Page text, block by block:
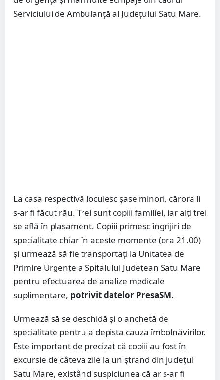
Serviciului de Ambulanță al Județului Satu Mare.
La casa respectivă locuiesc șase minori, cărora li
s-ar fi făcut rău. Trei sunt copiii familiei, iar alți trei
se află în plasament. Copiii primesc îngrijiri de
specialitate chiar în aceste momente (ora 21.00)
și urmează să fie transportați la Unitatea de
Primire Urgențe a Spitalului Județean Satu Mare
pentru efectuarea de analize medicale
suplimentare, potrivit datelor PresaSM.
Urmează să se deschidă și o anchetă de
specialitate pentru a depista cauza îmbolnăvirilor.
Este important de precizat că copiii au fost în
excursie de câteva zile la un ștrand din județul
Satu Mare, existând suspiciunea că ar s-ar fi